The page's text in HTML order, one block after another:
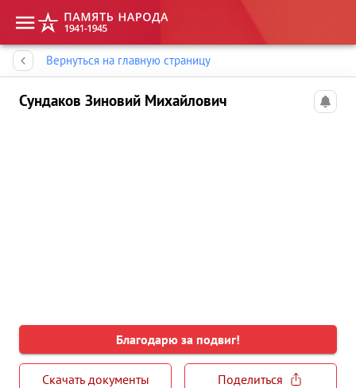
Вернуться на главную страницу
Сундаков Зиновий Михайлович
Благодарю за подвиг!
Скачать документы
Поделиться
Память народа